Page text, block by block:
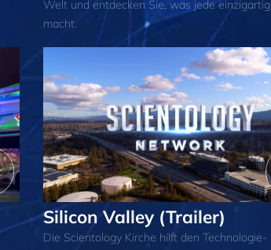
Welt und entdecken Sie, was jede einzigartig
macht.
Silicon Valley (Trailer)
Die Scientology Kirche hilft den Technologie-